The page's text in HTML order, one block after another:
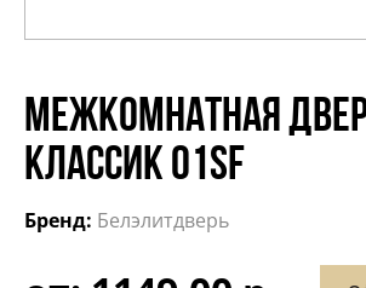
МЕЖКОМНАТНАЯ
КЛАССИК 01SF
Бренд: Белэлитдверь